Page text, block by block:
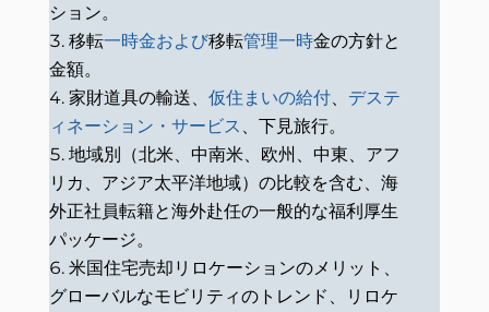
ション。
移転一時金および移転管理一時金の方針と
金額。
家財道具の輸送、 仮住まいの給付、 デステ
ィネーション・サービス 、下見旅行。
地域別（北米、中南米、欧州、中東、アフ
リカ、アジア太平洋地域）の比較を含む、海
外正社員転籍と海外赴任の一般的な福利厚生
パッケージ。
米国住宅売却リロケーションのメリット、
グローバルなモビリティのトレンド、リロケ